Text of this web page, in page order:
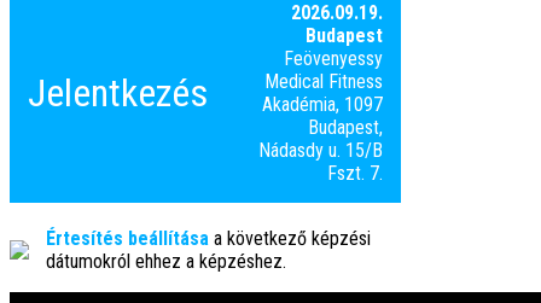
Jelentkezés
2026.09.19.
Budapest
Feövenyessy
Medical Fitness
Akadémia, 1097
Budapest,
Nádasdy u. 15/B
Fszt. 7.
Értesítés beállításaa következő képzési
dátumokról ehhez a képzéshez.